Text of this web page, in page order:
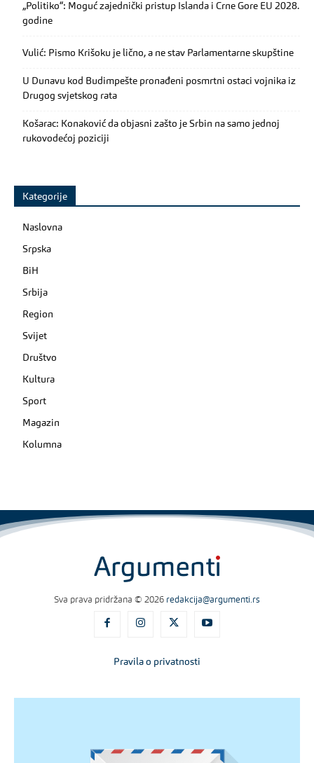
„Politiko“: Moguć zajednički pristup Islanda i Crne Gore EU 2028.
godine
Vulić: Pismo Krišoku je lično, a ne stav Parlamentarne skupštine
U Dunavu kod Budimpešte pronađeni posmrtni ostaci vojnika iz
Drugog svjetskog rata
Košarac: Konaković da objasni zašto je Srbin na samo jednoj
rukovodećoj poziciji
Kategorije
Naslovna
Srpska
BiH
Srbija
Region
Svijet
Društvo
Kultura
Sport
Magazin
Kolumna
Sva prava pridržana © 2026 redakcija@argumenti.rs
Pravila o privatnosti